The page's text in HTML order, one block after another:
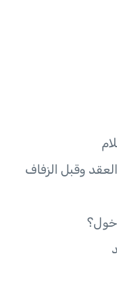
وقبل الزفاف